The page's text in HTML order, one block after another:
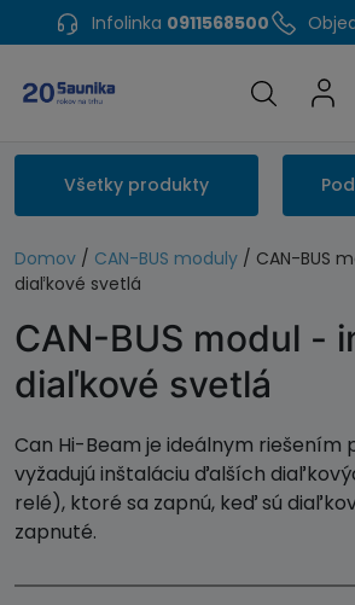
Infolinka 0911568500
Všetky produkty
Domov / CAN-BUS moduly / CAN-BUS
diaľkové svetlá
CAN-BUS modul -
diaľkové svetlá
Can Hi-Beam je ideálnym riešením
vyžadujú inštaláciu ďalších
relé), ktoré sa zapnú, keď sú
zapnuté.